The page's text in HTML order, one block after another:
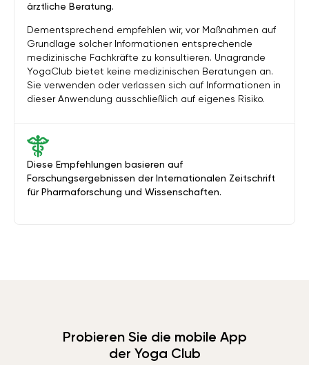
Diese Empfehlungen basieren auf
Forschungsergebnissen der Internationalen Zeitschrift
für Pharmaforschung und Wissenschaften.
ärztliche Beratung.
Dementsprechend empfehlen wir, vor Maßnahmen auf
Grundlage solcher Informationen entsprechende
medizinische Fachkräfte zu konsultieren. Unagrande
YogaClub bietet keine medizinischen Beratungen an.
Sie verwenden oder verlassen sich auf Informationen in
dieser Anwendung ausschließlich auf eigenes Risiko.
Probieren Sie die mobile App
der Yoga Club